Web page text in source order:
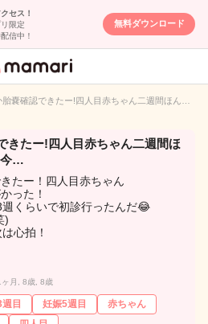
セス！
限定
信中！
無料ダウンロード
専用匿名QA
胎嚢確認できたー!四人目赤ちゃん二週間ほん…
きたー!四人目赤ちゃん二週間ほ
今…
たー！四人目赤ちゃん
った！
くらいで初診行ったんだ😂
)
心拍！
月, 8歳, 8歳
目 妊娠5週目
赤ちゃん